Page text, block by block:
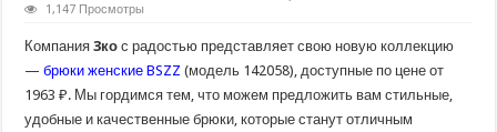
брюки
женские
BSZZ
от
3ко
1,147 Просмотры
Компания3ко с радостью представляет свою новую коллекцию
—брюки женские BSZZ (модель 142058), доступные по цене от
1963 ₽. Мы гордимся тем, что можем предложить вам стильные,
удобные и качественные брюки, которые станут отличным